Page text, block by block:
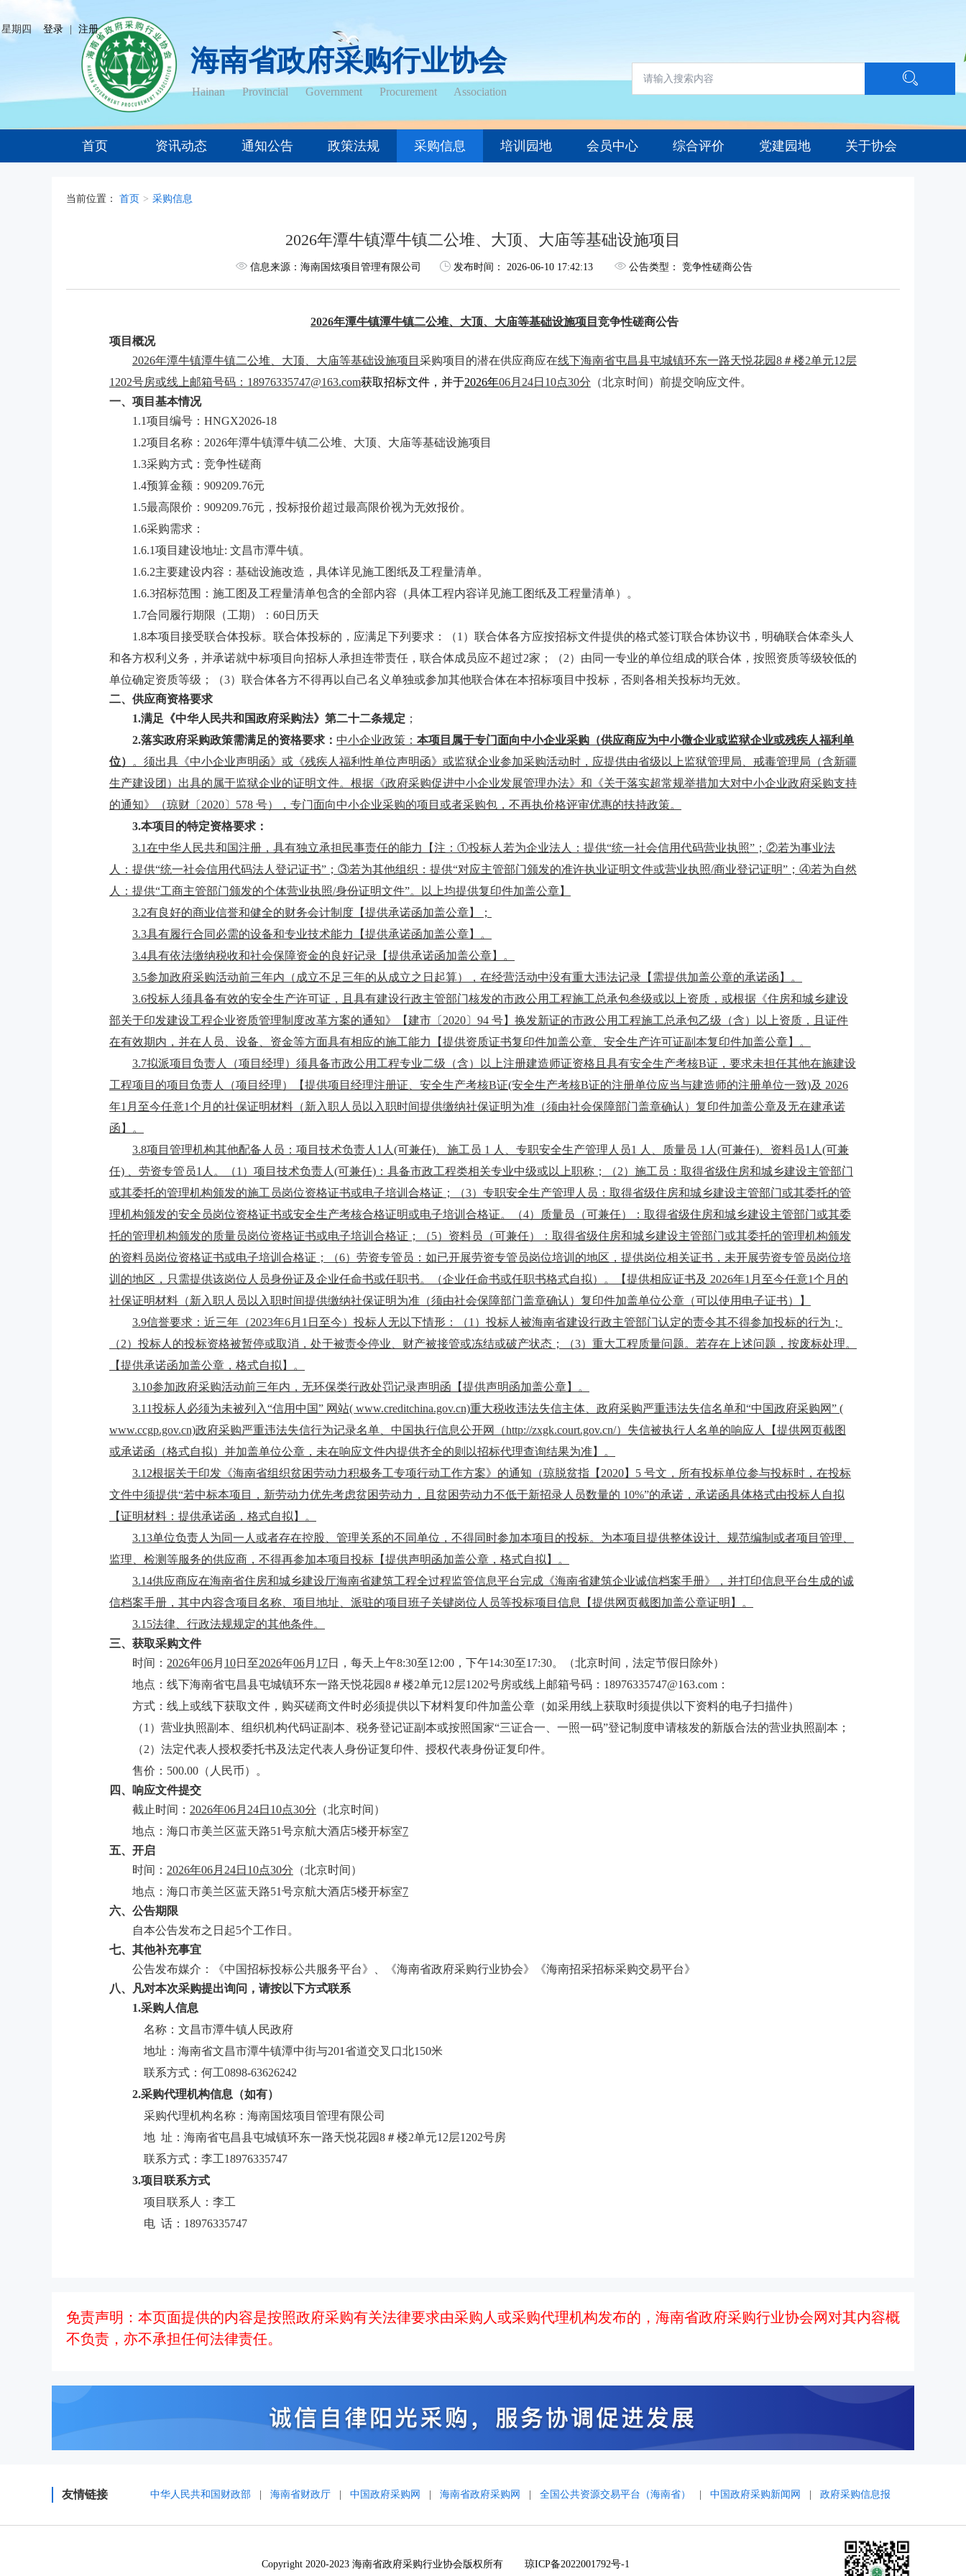
星期四 登录 | 注册
海南省政府采购行业协会
Hainan Provincial Government Procurement Association
首页 资讯动态 通知公告 政策法规 采购信息 培训园地 会员中心 综合评价 党建园地 关于协会
当前位置： 首页 > 采购信息
2026年潭牛镇潭牛镇二公堆、大顶、大庙等基础设施项目
信息来源：海南国炫项目管理有限公司 发布时间： 2026-06-10 17:42:13 公告类型： 竞争性磋商公告
2026年潭牛镇潭牛镇二公堆、大顶、大庙等基础设施项目 竞争性磋商公告
项目概况
2026年潭牛镇潭牛镇二公堆、大顶、大庙等基础设施项目 采购项目的潜在供应商应在线下海南省屯昌县屯城镇环东一路天悦花园8＃楼2单元12层
1202号房或线上邮箱号码： 18976335747@163.com获取招标文件，并于2026年06月 24日 10点30分 （北京时间）前提交响应文件。
一、项目基本情况
1.1项目编号：HNGX2026-18
1.2项目名称：2026年潭牛镇潭牛镇二公堆、大顶、大庙等基础设施项目
1.3采购方式：竞争性磋商
1.4预算金额：909209.76元
1.5最高限价：909209.76元，投标报价超过最高限价视为无效报价。
1.6采购需求：
1.6.1项目建设地址: 文昌市潭牛镇。
1.6.2主要建设内容：基础设施改造，具体详见施工图纸及工程量清单。
1.6.3招标范围：施工图及工程量清单包含的全部内容（具体工程内容详见施工图纸及工程量清单）。
1.7合同履行期限（工期）：60日历天
1.8本项目接受联合体投标。联合体投标的，应满足下列要求：（1）联合体各方应按招标文件提供的格式签订联合体协议书，明确联合体牵头人
和各方权利义务，并承诺就中标项目向招标人承担连带责任，联合体成员应不超过2家；（2）由同一专业的单位组成的联合体，按照资质等级较低的
单位确定资质等级；（3）联合体各方不得再以自己名义单独或参加其他联合体在本招标项目中投标，否则各相关投标均无效。
二、供应商资格要求
1.满足《中华人民共和国政府采购法》第二十二条规定 ；
2.落实政府采购政策需满足的资格要求： 中小企业政策：本项目属于专门面向中小企业采购（供应商应为中小微企业或监狱企业或残疾人福利单
位）
。须出具《中小企业声明函》或《残疾人福利性单位声明函》或监狱企业参加采购活动时，应提供由省级以上监狱管理局、戒毒管理局（含新疆
生产建设团）出具的属于监狱企业的证明文件。根据《政府采购促进中小企业发展管理办法》和《关于落实超常规举措加大对中小企业政府采购支持
的通知》（琼财〔 2020〕578 号），专门面向中小企业采购的项目或者采购包，不再执价格评审优惠的扶持政策。
3.本项目的特定资格要求：
3.1在中华人民共和国注册，具有独立承担民事责任的能力【注：①投标人若为企业法人：提供“统一社会信用代码营业执照”；②若为事业法
人：提供“统一社会信用代码法人登记证书”；③若为其他组织：提供“对应主管部门颁发的准许执业证明文件或营业执照/商业登记证明”；④若为自然
人：提供“工商主管部门颁发的个体营业执照/身份证明文件”。以上均提供复印件加盖公章】
3.2有良好的商业信誉和健全的财务会计制度【提供承诺函加盖公章】；
3.3具有履行合同必需的设备和专业技术能力【提供承诺函加盖公章】。
3.4具有依法缴纳税收和社会保障资金的良好记录【提供承诺函加盖公章】。
3.5参加政府采购活动前三年内（成立不足三年的从成立之日起算），在经营活动中没有重大违法记录【需提供加盖公章的承诺函】。
3.6投标人须具备有效的安全生产许可证，
且具有建设行政主管部门核发的市政公用工程施工总承包叁级或以上资质 ， 或根据《住房和城乡建设
部关于印发建设工程企业资质管理制度改革方案的通知》【建市〔 2020〕94 号】换发新证的市政公用工程施工总承包乙级（含）以上资质 ，且证件
在有效期内 ， 并在人员、设备、资金等方面具有相应的施工能力【提供资质证书复印件加盖公章、安全生产许可证副本复印件加盖公章】。
3.7拟派项目负责人（项目经理）须具备市政公用工程专业二级（含）以上注册建造师证资格且具有安全生产考核B证，要求未担任其他在施建设
工程项目的项目负责人（项目经理）
【提供项目经理注册证、安全生产考核B证(安全生产考核B证的注册单位应当与建造师的注册单位一致)及 2026
年1月至今任意1个月的社保证明材料（新入职人员以入职时间提供缴纳社保证明为准（须由社会保障部门盖章确认）复印件加盖公章及无在建承诺
函 】。
3.8项目管理机构其他配备人员：项目技术负责人 1人(可兼任)、施工员 1 人、专职安全生产管理人员1 人、质量员 1人(可兼任)、资料员1人(可兼
任) 、劳资专管员1人。（1）项目技术负责人(可兼任)：具备市政工程类相关专业中级或以上职称；（2）施工员：取得省级住房和城乡建设主管部门
或其委托的管理机构颁发的施工员岗位资格证书或电子培训合格证；（3）专职安全生产管理人员：取得省级住房和城乡建设主管部门或其委托的管
理机构颁发的安全员岗位资格证书或安全生产考核合格证明或电子培训合格证。（4）质量员（可兼任）：取得省级住房和城乡建设主管部门或其委
托的管理机构颁发的质量员岗位资格证书或电子培训合格证；（5）资料员（可兼任）：取得省级住房和城乡建设主管部门或其委托的管理机构颁发
的资料员岗位资格证书或电子培训合格证；（6）劳资专管员： 如已开展劳资专管员岗位培训的地区，提供岗位相关证书，未开展劳资专管员岗位培
训的地区，只需提供该岗位人员身份证及企业任命书或任职书。（企业任命书或任职书格式自拟）
。【提供相应证书及 2026年1月至今任意1个月的
社保证明材料（新入职人员以入职时间提供缴纳社保证明为准（须由社会保障部门盖章确认）复印件加盖单位公章（可以使用电子证书）】
3.9信誉要求：近三年（2023年6月1日至今）投标人无以下情形：（1）投标人被海南省建设行政主管部门认定的责令其不得参加投标的行为；
（2）投标人的投标资格被暂停或取消，处于被责令停业、财产被接管或冻结或破产状态；（3）重大工程质量问题。若存在上述问题，按废标处理。
【提供承诺函加盖公章，格式自拟】。
3.10参加政府采购活动前三年内，无环保类行政处罚记录声明函【提供声明函加盖公章】。
3.1 1投标人必须为未被列入“信用中国” 网站( www.creditchina.gov.cn)重大税收违法失信主体、政府采购严重违法失信名单和“中国政府采购网” (
www.ccgp.gov.cn)政府采购严重违法失信行为记录名单、中国执行信息公开网（http://zxgk.court.gov.cn/）失信被执行人名单的响应人【提供网页截图
或承诺函（格式自拟）并加盖单位公章，未在响应文件内提供齐全的则以招标代理查询结果为准】。
3.1 2根据关于印发《海南省组织贫困劳动力积极务工专项行动工作方案》的通知（琼脱贫指【 2020】5 号文，所有投标单位参与投标时，在投标
文件中须提供“若中标本项目，新劳动力优先考虑贫困劳动力，且贫困劳动力不低于新招录人员数量的 10%”的承诺，承诺函具体格式由投标人自拟
【证明材料：提供承诺函，格式自拟】。
3.13单位负责人为同一人或者存在控股、管理关系的不同单位，不得同时参加本项目的投标。为本项目提供整体设计、规范编制或者项目管理、
监理、检测等服务的供应商，不得再参加本项目投标【提供声明函加盖公章，格式自拟】。
3.14供应商应在海南省住房和城乡建设厅海南省建筑工程全过程监管信息平台完成《海南省建筑企业诚信档案手册》，并打印信息平台生成的诚
信档案手册，其中内容含项目名称、项目地址、派驻的项目班子关键岗位人员等投标项目信息【提供网页截图加盖公章证明】
。
3.1 5法律、行政法规规定的其他条件。
三、获取采购文件
时间： 2026年06月 10日 至2026年06月 17日 ，每天上午8:30至12:00 ，下午14:30至1 7:30。（北京时间，法定节假日除外）
地点：线下海南省屯昌县屯城镇环东一路天悦花园8＃楼2单元12层1202号房或线上邮箱号码：18976335747@163.com ：
方式：线上或线下获取文件，购买磋商文件时必须提供以下材料复印件加盖公章（如采用线上获取时须提供以下资料的电子扫描件）
（1）营业执照副本、组织机构代码证副本、税务登记证副本或按照国家“三证合一、一照一码”登记制度申请核发的新版合法的营业执照副本；
（2）法定代表人授权委托书及法定代表人身份证复印件、授权代表身份证复印件。
售价： 500.00（人民币）。
四、响应文件提交
截止时间： 2026年06月 24日 10点30分 （北京时间）
地点： 海口市美兰区蓝天路51号京航大酒店5楼开标室7
五、开启
时间： 2026年06月 24日 10点30分 （北京时间）
地点： 海口市美兰区蓝天路51号京航大酒店5楼开标室7
六、公告期限
自本公告发布之日起5个工作日。
七、其他补充事宜
公告发布媒介：《中国招标投标公共服务平台》、《海南省政府采购行业协会》《海南招采招标采购交易平台》
八、凡对本次采购提出询问，请按以下方式联系
1.采购人信息
名称：文昌市潭牛镇人民政府
地址：海南省文昌市潭牛镇潭中街与201省道交叉口北150米
联系方式：何工0898-63626242
2.采购代理机构信息（如有）
采购代理机构名称：海南国炫项目管理有限公司
地 址：海南省屯昌县屯城镇环东一路天悦花园8＃楼2单元12层1202号房
联系方式：李工18976335747
3.项目联系方式
项目联系人：李工
电 话： 18976335747
免责声明：本页面提供的内容是按照政府采购有关法律要求由采购人或采购代理机构发布的，海南省政府采购行业协会网对其内容概
不负责，亦不承担任何法律责任。
友情链接 中华人民共和国财政部 海南省财政厅 中国政府采购网 海南省政府采购网 全国公共资源交易平台（海南省） 中国政府采购新闻网 政府采购信息报
Copyright 2020-2023 海南省政府采购行业协会版权所有 琼ICP备2022001792号-1